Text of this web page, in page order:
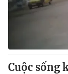
Cuộc sống